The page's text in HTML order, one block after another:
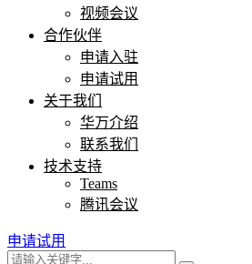
视频会议
合作伙伴
申请入驻
申请试用
关于我们
华万介绍
联系我们
技术支持
Teams
腾讯会议
申请试用